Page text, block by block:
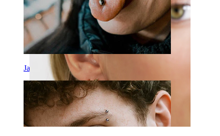
Jazyk